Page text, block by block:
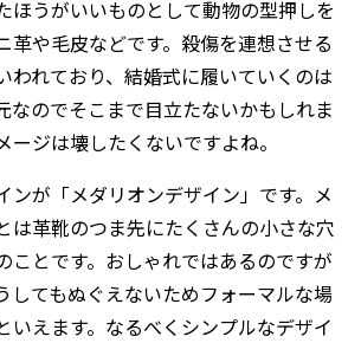
ほうがいいものとして動物の型押しを
革や毛皮などです。殺傷を連想させる
われており、結婚式に履いていくのは
なのでそこまで目立たないかもしれま
ジは壊したくないですよね。
ンが「メダリオンデザイン」です。メ
は革靴のつま先にたくさんの小さな穴
ことです。おしゃれではあるのですが
してもぬぐえないためフォーマルな場
いえます。なるべくシンプルなデザイ